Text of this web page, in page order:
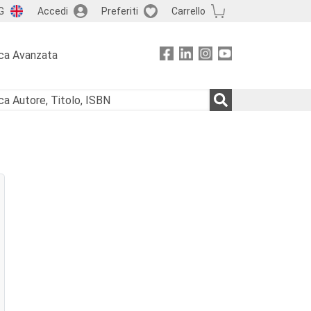
Accedi Preferiti Carrello
Avanzata